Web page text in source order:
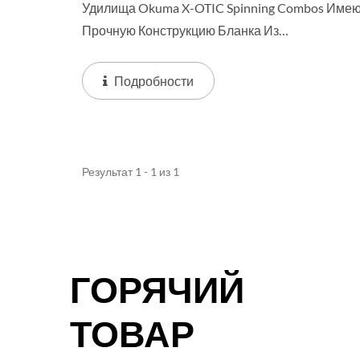
Удилища Okuma X-OTIC Spinning Combos
Прочную Конструкцию Бланка Из
Из EVA С Раздельной...
Подробности
Результат 1 - 1 из 1
ГОРЯЧИЙ
ТОВАР